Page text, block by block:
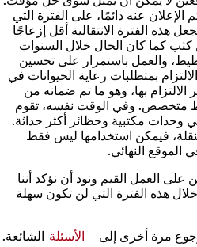
عنه دائمًا، على الفترة التي
هذه الفترة الانتقالية أقل إزعاجًا
كثب كما كان الحال خلال السنوات
والعمل باستمرار على تحسين
بمتطلبات رعاية الحيوانات في
بها، وهو ما تم ضمانه من
متخصص. وفي الوقت نفسه، تقوم
وحدات مكتبية وحظائر أكثر حداثة.
فيمكن استخدامها ليس فقط
الموقع النهائي.
العمل القيم ونود أن نؤكد أننا
هذه الفترة التي لن تكون سهلة
مرة أخرى إلى
الأسئلة (يفتح
الشائعة.